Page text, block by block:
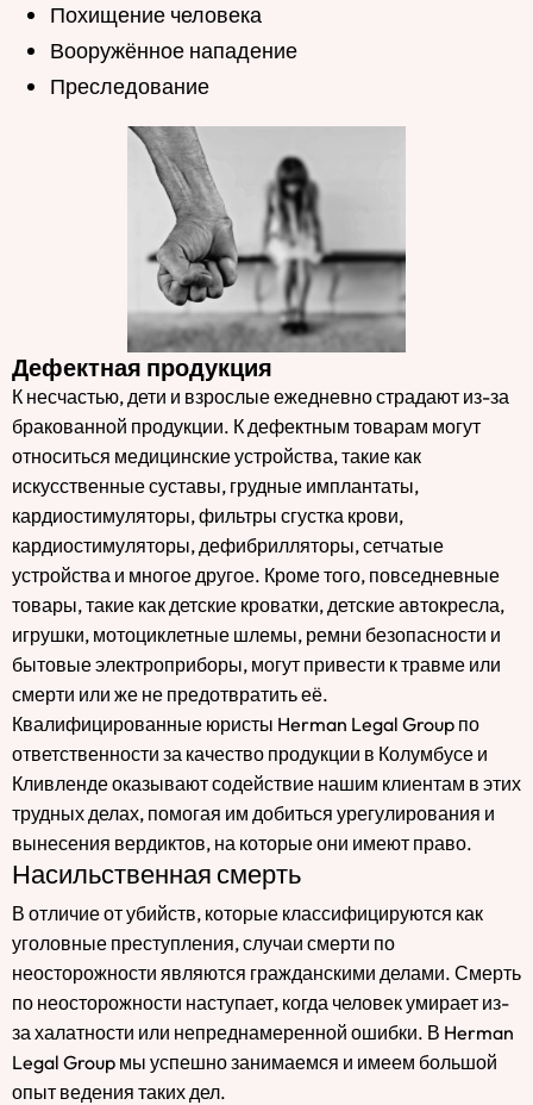
Похищение человека
Вооружённое нападение
Преследование
Дефектная продукция
К несчастью, дети и взрослые ежедневно страдают из-за
бракованной продукции. К дефектным товарам могут
относиться медицинские устройства, такие как
искусственные суставы, грудные имплантаты,
кардиостимуляторы, фильтры сгустка крови,
кардиостимуляторы, дефибрилляторы, сетчатые
устройства и многое другое. Кроме того, повседневные
товары, такие как детские кроватки, детские автокресла,
игрушки, мотоциклетные шлемы, ремни безопасности и
бытовые электроприборы, могут привести к травме или
смерти или же не предотвратить её.
Квалифицированные юристы Herman Legal Group по
ответственности за качество продукции в Колумбусе и
Кливленде оказывают содействие нашим клиентам в этих
трудных делах, помогая им добиться урегулирования и
вынесения вердиктов, на которые они имеют право.
Насильственная смерть
В отличие от убийств, которые классифицируются как
уголовные преступления, случаи смерти по
неосторожности являются гражданскими делами. Смерть
по неосторожности наступает, когда человек умирает из-
за халатности или непреднамеренной ошибки. В Herman
Legal Group мы успешно занимаемся и имеем большой
опыт ведения таких дел.